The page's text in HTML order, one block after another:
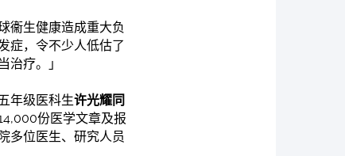
衞生健康造成重大负
症，令不少人低估了
疗。」
年级医科生许光耀同
份医学文章及报
多位医生、研究人员